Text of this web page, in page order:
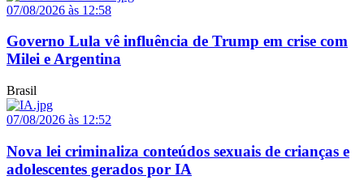
07/08/2026 às 12:58
Governo Lula vê influência de Trump em crise com
Milei e Argentina
Brasil
07/08/2026 às 12:52
Nova lei criminaliza conteúdos sexuais de crianças e
adolescentes gerados por IA